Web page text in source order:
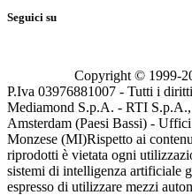
Seguici su
Copyright © 1999-
P.Iva 03976881007 - Tutti i
Mediamond S.p.A. - RTI
Amsterdam (Paesi Bassi) -
Monzese (MI)Rispetto ai
riprodotti è vietata ogni
sistemi di intelligenza artificiale
espresso di utilizzare mezzi